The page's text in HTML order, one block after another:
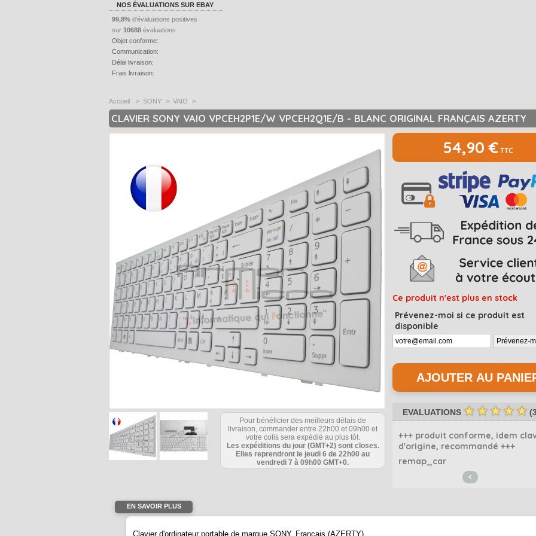
NOS ÉVALUATIONS SUR EBAY
99,8% d'évaluations positives
sur 10688 évaluations
Objet conforme:
Communication:
Délai livraison:
Frais livraison:
Accueil > SONY > VAIO >
CLAVIER SONY VAIO VPCEH2P1E/W VPCEH2Q1E/B - BLANC ORIGINAL FRANÇAIS AZERTY
Pour bénéficier des meilleurs délais de
livraison, commander entre 22h00 et 09h00 et
votre colis sera expédié au plus tôt.
Les expéditions du jour (GMT+2) sont closes.
Elles reprendront le jeudi 6 de 22h00 au
vendredi 7 à 09h00 GMT+0.
54,90 €TTC
Ce produit n'est plus en stock
Prévenez-moi si ce produit est
disponible
EVALUATIONS ☆☆☆☆☆ (
Merci, bon produit !
jackybad85
+++ produit conforme, idem
d'origine, recommandé +++
remap_car
<
EN SAVOIR PLUS
Clavier d'ordinateur portable de marque SONY, Français (AZERTY)